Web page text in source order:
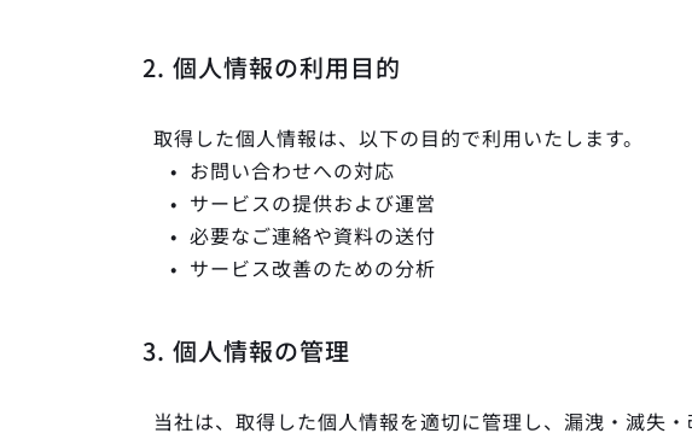
2. 個人情報の利用目的
取得した個人情報は、以下の目的で利用いたします。
お問い合わせへの対応
サービスの提供および運営
必要なご連絡や資料の送付
サービス改善のための分析
3. 個人情報の管理
当社は、取得した個人情報を適切に管理し、漏洩・滅失